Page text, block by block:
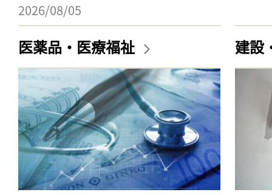
2026/08/05
医薬品・医療福祉 建設